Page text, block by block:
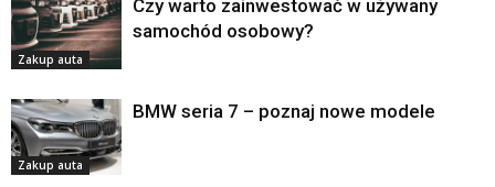
Zakup auta
Czy warto zainwestować w używany
samochód osobowy?
Zakup auta
BMW seria 7 – poznaj nowe modele